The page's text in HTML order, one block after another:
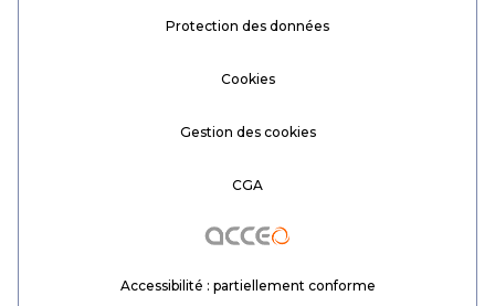
Protection des données
Cookies
Gestion des cookies
CGA
Accessibilité : partiellement conforme